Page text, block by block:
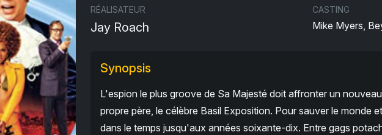
RÉALISATEUR
Jay Roach
CASTING
Mike Myers,
Synopsis
L'espion le plus groove de Sa Majesté doit affronter un
propre père, le célèbre Basil Exposition. Pour sauver le monde
dans le temps jusqu'aux années soixante-dix. Entre gags